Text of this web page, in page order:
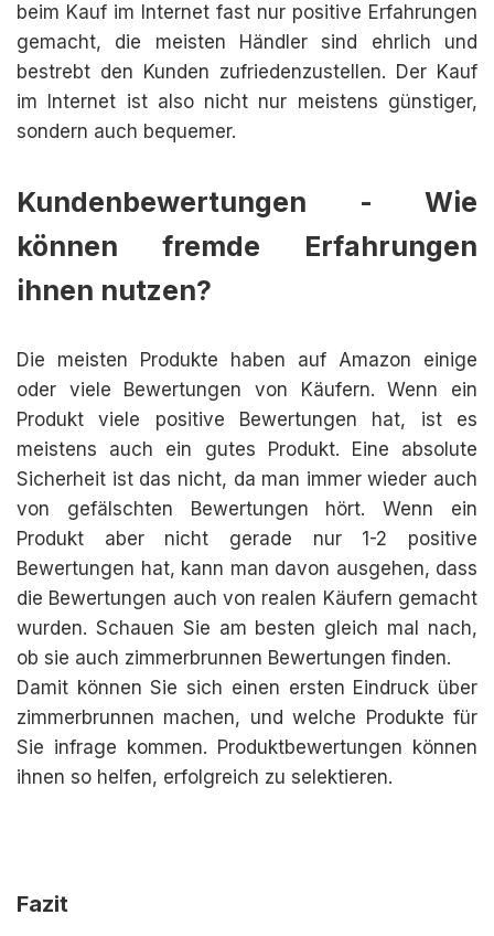
beim Kauf im Internet fast nur positive Erfahrungen
gemacht, die meisten Händler sind ehrlich und
bestrebt den Kunden zufriedenzustellen. Der Kauf
im Internet ist also nicht nur meistens günstiger,
sondern auch bequemer.
Kundenbewertungen - Wie
können fremde Erfahrungen
ihnen nutzen?
Die meisten Produkte haben auf Amazon einige
oder viele Bewertungen von Käufern. Wenn ein
Produkt viele positive Bewertungen hat, ist es
meistens auch ein gutes Produkt. Eine absolute
Sicherheit ist das nicht, da man immer wieder auch
von gefälschten Bewertungen hört. Wenn ein
Produkt aber nicht gerade nur 1-2 positive
Bewertungen hat, kann man davon ausgehen, dass
die Bewertungen auch von realen Käufern gemacht
wurden. Schauen Sie am besten gleich mal nach,
ob sie auch zimmerbrunnen Bewertungen finden.
Damit können Sie sich einen ersten Eindruck über
zimmerbrunnen machen, und welche Produkte für
Sie infrage kommen. Produktbewertungen können
ihnen so helfen, erfolgreich zu selektieren.
Fazit